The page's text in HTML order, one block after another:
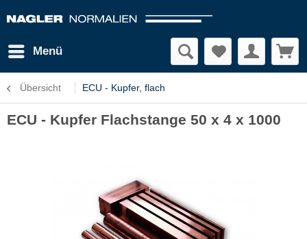
Menü
Übersicht ECU - Kupfer, flach
ECU - Kupfer Flachstange 50 x 4 x 1000